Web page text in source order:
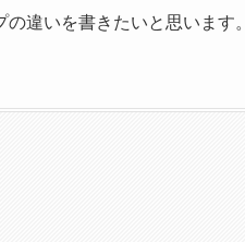
違いを書きたいと思います。